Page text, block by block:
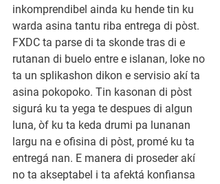
inkomprendibel ainda ku hende tin ku
warda asina tantu riba entrega di pòst.
FXDC ta parse di ta skonde tras di e
rutanan di buelo entre e islanan, loke no
ta un splikashon dikon e servisio akí ta
asina pokopoko. Tin kasonan di pòst
sigurá ku ta yega te despues di algun
luna, òf ku ta keda drumi pa lunanan
largu na e ofisina di pòst, promé ku ta
entregá nan. E manera di proseder akí
no ta akseptabel i ta afektá konfiansa